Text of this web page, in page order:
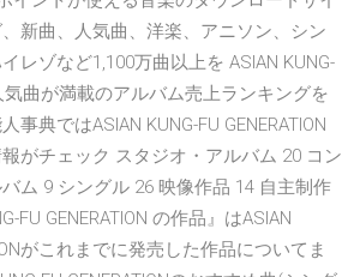
新曲、人気曲、洋楽、アニソン、シン
レゾなど1,100万曲以上を ASIAN KUNG-
気曲が満載のアルバム売上ランキングを
事典ではASIAN KUNG-FU GENERATION
がチェック スタジオ・アルバム 20 コン
ム 9 シングル 26 映像作品 14 自主制作
FU GENERATION の作品』はASIAN
がこれまでに発売した作品についてま